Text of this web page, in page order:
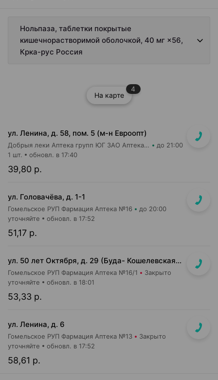
Нольпаза, таблетки покрытые
кишечнорастворимой оболочкой, 40 мг ×56,
Крка-рус Россия
На карте
4
ул. Ленина, д. 58, пом. 5 (м-н Евроопт)
Добрыя леки Аптека групп ЮГ ЗАО Аптека №8 до 21:00
39,80 р.
1 шт. обновл. в 17:40
ул. Головачёва, д. 1-1
Гомельское РУП Фармация Аптека №16 до 20:00
51,17 р.
уточняйте обновл. в 17:52
ул. 50 лет Октября, д. 29 (Буда- Кошелевская ЦРБ)
Гомельское РУП Фармация Аптека №16/1 Закрыто
53,33 р.
уточняйте обновл. в 18:01
ул. Ленина, д. 6
Гомельское РУП Фармация Аптека №13 Закрыто
58,61 р.
уточняйте обновл. в 17:52